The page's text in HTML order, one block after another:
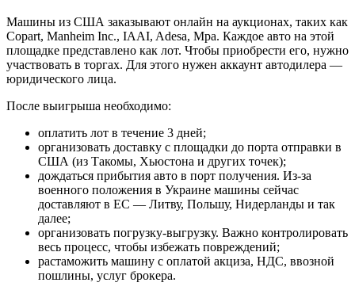
Машины из США заказывают онлайн на аукционах, таких как
Copart, Manheim Inc., IAAI, Adesa, Mpa. Каждое авто на этой
площадке представлено как лот. Чтобы приобрести его, нужно
участвовать в торгах. Для этого нужен аккаунт автодилера —
юридического лица.
После выигрыша необходимо:
оплатить лот в течение 3 дней;
организовать доставку с площадки до порта отправки в
США (из Такомы, Хьюстона и других точек);
дождаться прибытия авто в порт получения. Из-за
военного положения в Украине машины сейчас
доставляют в ЕС — Литву, Польшу, Нидерланды и так
далее;
организовать погрузку-выгрузку. Важно контролировать
весь процесс, чтобы избежать повреждений;
растаможить машину с оплатой акциза, НДС, ввозной
пошлины, услуг брокера.